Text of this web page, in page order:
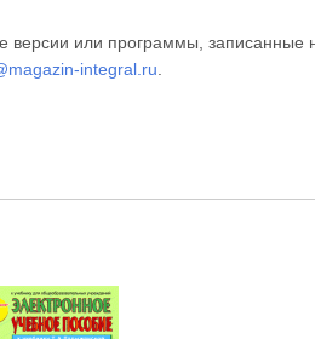
или программы, записанные
integral.ru